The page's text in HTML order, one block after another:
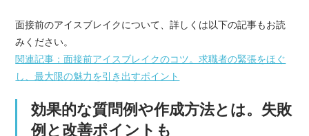
面接前のアイスブレイクについて、詳しくは以下の記事もお読
みください。
関連記事：面接前アイスブレイクのコツ。求職者の緊張をほぐ
し、最大限の魅力を引き出すポイント
効果的な質問例や作成方法とは。失敗
例と改善ポイントも